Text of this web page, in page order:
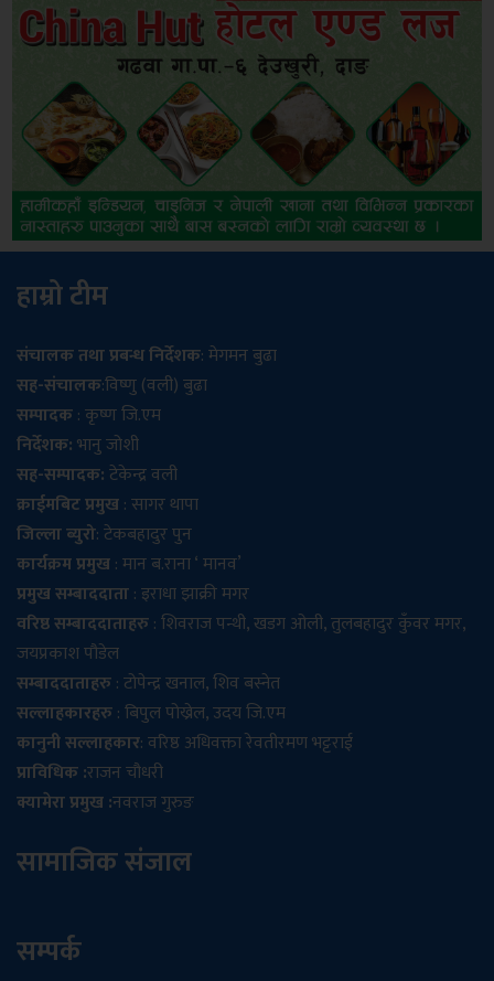
हाम्रो टीम
संचालक तथा प्रबन्ध निर्देशक: मेगमन बुढा
सह-संचालक:विष्णु (वली) बुढा
सम्पादक: कृष्ण जि.एम
निर्देशक:भानु जोशी
सह-सम्पादक:टेकेन्द्र वली
क्राईमबिट प्रमुख: सागर थापा
जिल्ला ब्युरो: टेकबहादुर पुन
कार्यक्रम प्रमुख: मान ब.राना ‘ मानव’
प्रमुख सम्बाददाता: इराधा झाक्री मगर
वरिष्ठ सम्बाददाताहरु: शिवराज पन्थी, खडग ओली, तुलबहादुर कुँवर मगर,
जयप्रकाश पौडेल
सम्बाददाताहरु: टोपेन्द्र खनाल, शिव बस्नेत
सल्लाहकारहरु: बिपुल पोख्रेल, उदय जि.एम
कानुनी सल्लाहकार: वरिष्ठ अधिवक्ता रेवतीरमण भट्टराई
प्राविधिक :राजन चौधरी
क्यामेरा प्रमुख :नवराज गुरुङ
सामाजिक संजाल
सम्पर्क